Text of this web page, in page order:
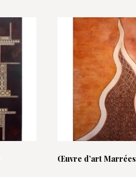
Œuvre d’art Marrées